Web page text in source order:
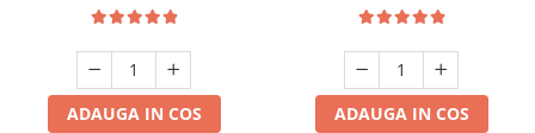
ADAUGA IN COS ADAUGA IN COS